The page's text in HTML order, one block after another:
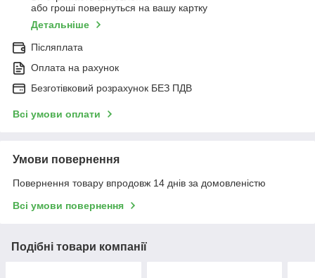
або гроші повернуться на вашу картку
Детальніше
Післяплата
Оплата на рахунок
Безготівковий розрахунок БЕЗ ПДВ
Всі умови оплати
Умови повернення
Повернення товару впродовж 14 днів за домовленістю
Всі умови повернення
Подібні товари компанії